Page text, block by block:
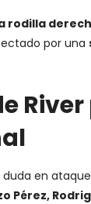
rodilla
por una
en
Pérez,